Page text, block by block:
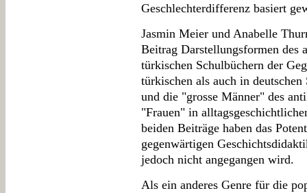
Geschlechterdifferenz basiert
Jasmin Meier und Anabelle
Beitrag Darstellungsformen des
türkischen Schulbüchern der
türkischen als auch in
und die "grosse Männer" des
"Frauen" in
beiden Beiträge haben das
gegenwärtigen
jedoch nicht angegangen wird.
Als ein anderes Genre für die